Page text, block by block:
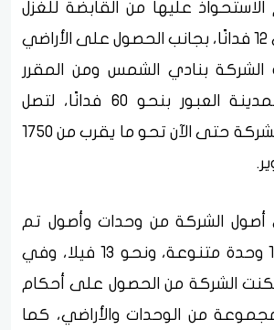
الاستحواذ عليها من القابضة للغزل
والنسيج بإجمالي 12 فدانًا، بجانب الحصول على الأراضي
الشركة بنادي الشمس ومن المقرر
الحصول عليها بمدينة العبور بنحو 60 فدانًا، لتصل
محفظة أراضي الشركة حتى الآن تحو ما يقرب من 1750
أصول الشركة من وحدات وأصول تم
تأجيرها بنحو 192 وحدة متنوعة، ونحو 13 فيلا، وفي
تمكنت الشركة من الحصول على أحكام
من الوحدات والأراضي، كما